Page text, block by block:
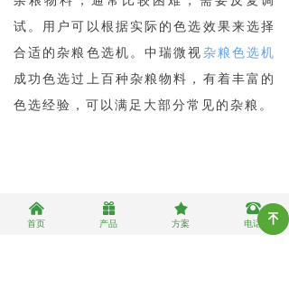
试。用户可以根据实际的色选效果来选择
合适的杂粮色选机。中瑞微视 杂粮色选机
成功色选过上百种杂粮物料，有着丰富的
色选经验，可以满足大部分常见的杂粮。
낀
首页
끣
产品
끄
方案
뀰
电话 녠